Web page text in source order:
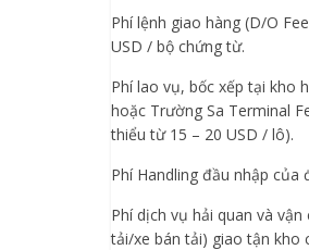
Phí lệnh giao hàng (D/O
USD / bộ chứng từ.
Phí lao vụ, bốc xếp tại kho
hoặc Trường Sa Terminal
thiểu từ 15 – 20 USD / lô).
Phí Handling đầu nhập của
Phí dịch vụ hải quan và vận
tải/xe bán tải) giao tận kho